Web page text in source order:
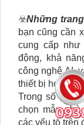
☣️Những
bạn cũng cần
cung cấp như
động, khả
công nghệ AI,
thiết bị hoặc
Trong số các
chọn mẫu
các yếu tố trên